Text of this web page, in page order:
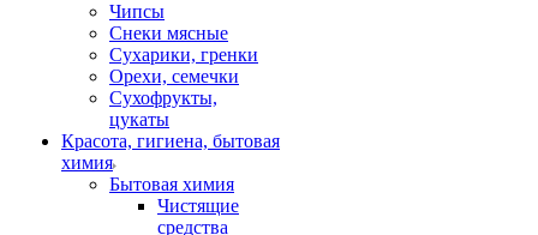
Чипсы
Снеки мясные
Сухарики, гренки
Орехи, семечки
Сухофрукты,
цукаты
Красота, гигиена, бытовая
химия
Бытовая химия
Чистящие
средства